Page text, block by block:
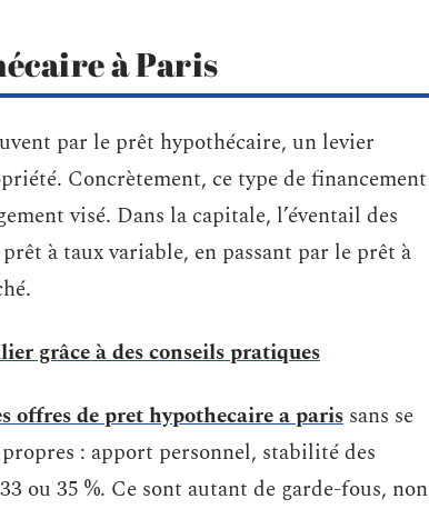
à Paris
par le prêt hypothécaire, un levier
Concrètement, ce type de financement
visé. Dans la capitale, l’éventail des
à taux variable, en passant par le prêt à
grâce à des conseils pratiques
offres de pret hypothecaire a paris sans se
: apport personnel, stabilité des
ou 35 %. Ce sont autant de garde-fous, non